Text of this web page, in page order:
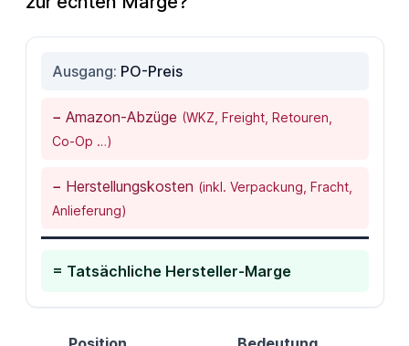
Ausgang: PO-Preis
− Amazon-Abzüge (WKZ, Freight, Retouren,
Co-Op …)
− Herstellungskosten (inkl. Verpackung, Fracht,
Anlieferung)
= Tatsächliche Hersteller-Marge